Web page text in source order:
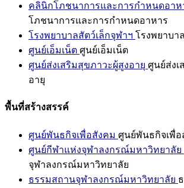
คลินิกโภชนาการและการกำหนดอาห
โภชนาการและการกำหนดอาหาร
โรงพยาบาลสัตว์เล็กจุฬาฯ โรงพยาบา
ศูนย์เอ็มเน็ต ศูนย์เอ็มเน็ต
ศูนย์ส่งเสริมสุขภาวะผู้สูงอายุ ศูนย์ส่งเ
อายุ
พื้นที่สร้างสรรค์
ศูนย์พันธกิจเพื่อสังคม ศูนย์พันธกิจเพื่อ
ศูนย์กีฬาแห่งจุฬาลงกรณ์มหาวิทยาลัย
จุฬาลงกรณ์มหาวิทยาลัย
ธรรมสถานจุฬาลงกรณ์มหาวิทยาลัย